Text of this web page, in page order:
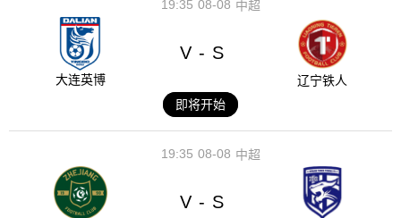
08-08
19:35 中超
大连英博
V - S
辽宁铁人
即将开始
08-08
19:35 中超
V - S